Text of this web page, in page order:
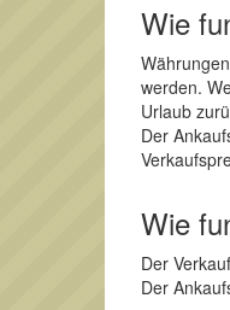
Wie
werden.
Urlaub
Der
Wie
Der
Der